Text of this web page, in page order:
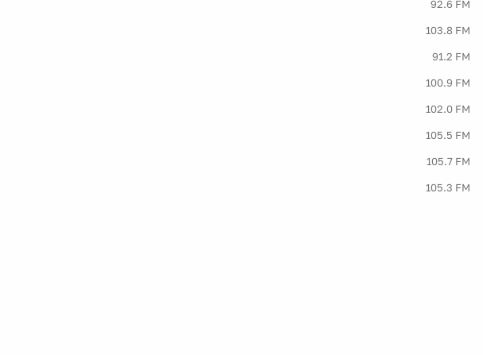
92.6 FM
103.8 FM
91.2 FM
100.9 FM
102.0 FM
105.5 FM
105.7 FM
105.3 FM